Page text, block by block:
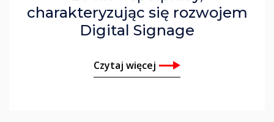
charakteryzując się rozwojem
Digital Signage
Czytaj więcej